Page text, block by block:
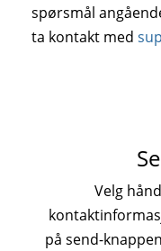
spørsmål
ta kontakt med
Velg
på send-